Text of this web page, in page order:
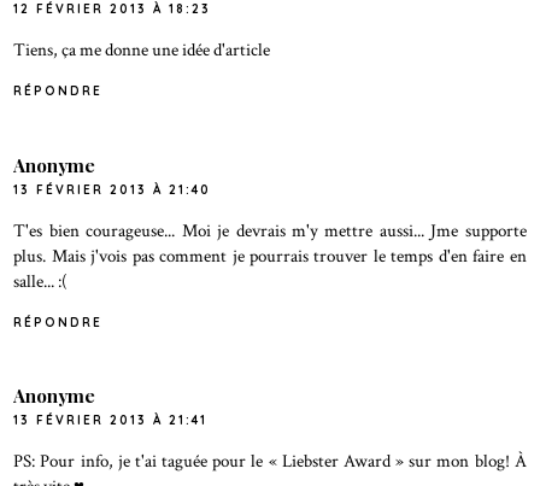
12 FÉVRIER 2013 À 18:23
Tiens, ça me donne une idée d'article
RÉPONDRE
Anonyme
13 FÉVRIER 2013 À 21:40
T'es bien courageuse... Moi je devrais m'y mettre aussi... Jme supporte
plus. Mais j'vois pas comment je pourrais trouver le temps d'en faire en
salle... :(
RÉPONDRE
Anonyme
13 FÉVRIER 2013 À 21:41
PS: Pour info, je t'ai taguée pour le « Liebster Award » sur mon blog! À